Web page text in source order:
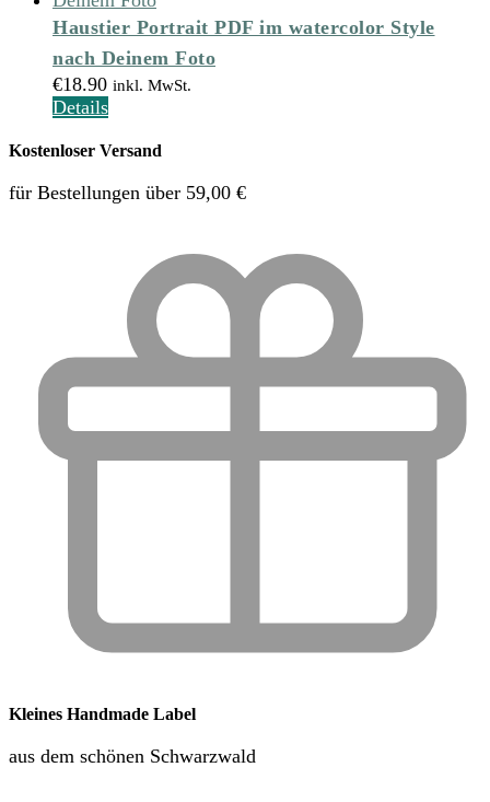
Haustier Portrait PDF im watercolor Style
nach Deinem Foto
€18.90 inkl. MwSt.
Details
Kostenloser Versand
für Bestellungen über 59,00 €
Kleines Handmade Label
aus dem schönen Schwarzwald